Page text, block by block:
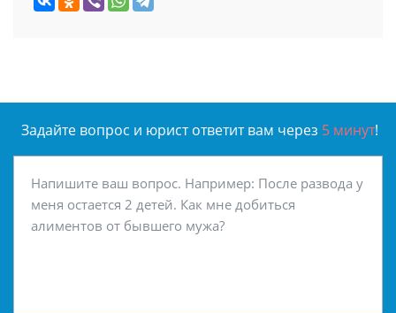
Задайте вопрос и юрист ответит вам через 5 минут!